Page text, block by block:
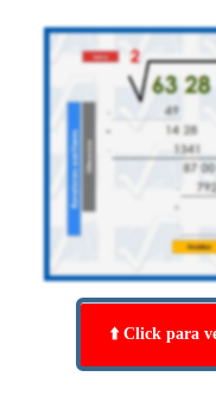
⬆️ Click para